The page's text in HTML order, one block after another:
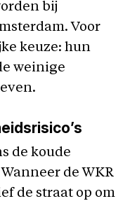
bij
Voor
keuze: hun
weinige
de koude
de WKR
de straat op om